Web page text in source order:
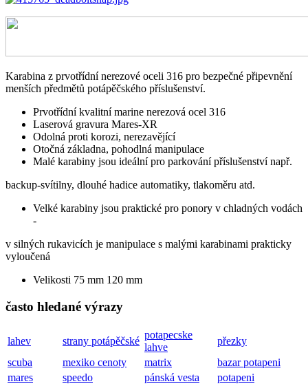
Karabina z prvotřídní nerezové oceli 316 pro bezpečné připevnění
menších předmětů potápěčského příslušenství.
Prvotřídní kvalitní marine nerezová ocel 316
Laserová gravura Mares-XR
Odolná proti korozi, nerezavějící
Otočná základna, pohodlná manipulace
Malé karabiny jsou ideální pro parkování příslušenství např.
backup-svítilny, dlouhé hadice automatiky, tlakoměru atd.
Velké karabiny jsou praktické pro ponory v chladných vodách
-
v silných rukavicích je manipulace s malými karabinami prakticky
vyloučená
Velikosti 75 mm 120 mm
často hledané výrazy
lahev strany potápěčské
potapecske
lahve
přezky
scuba
mexiko cenoty matrix
bazar potapeni
mares
speedo pánská vesta
potapeni